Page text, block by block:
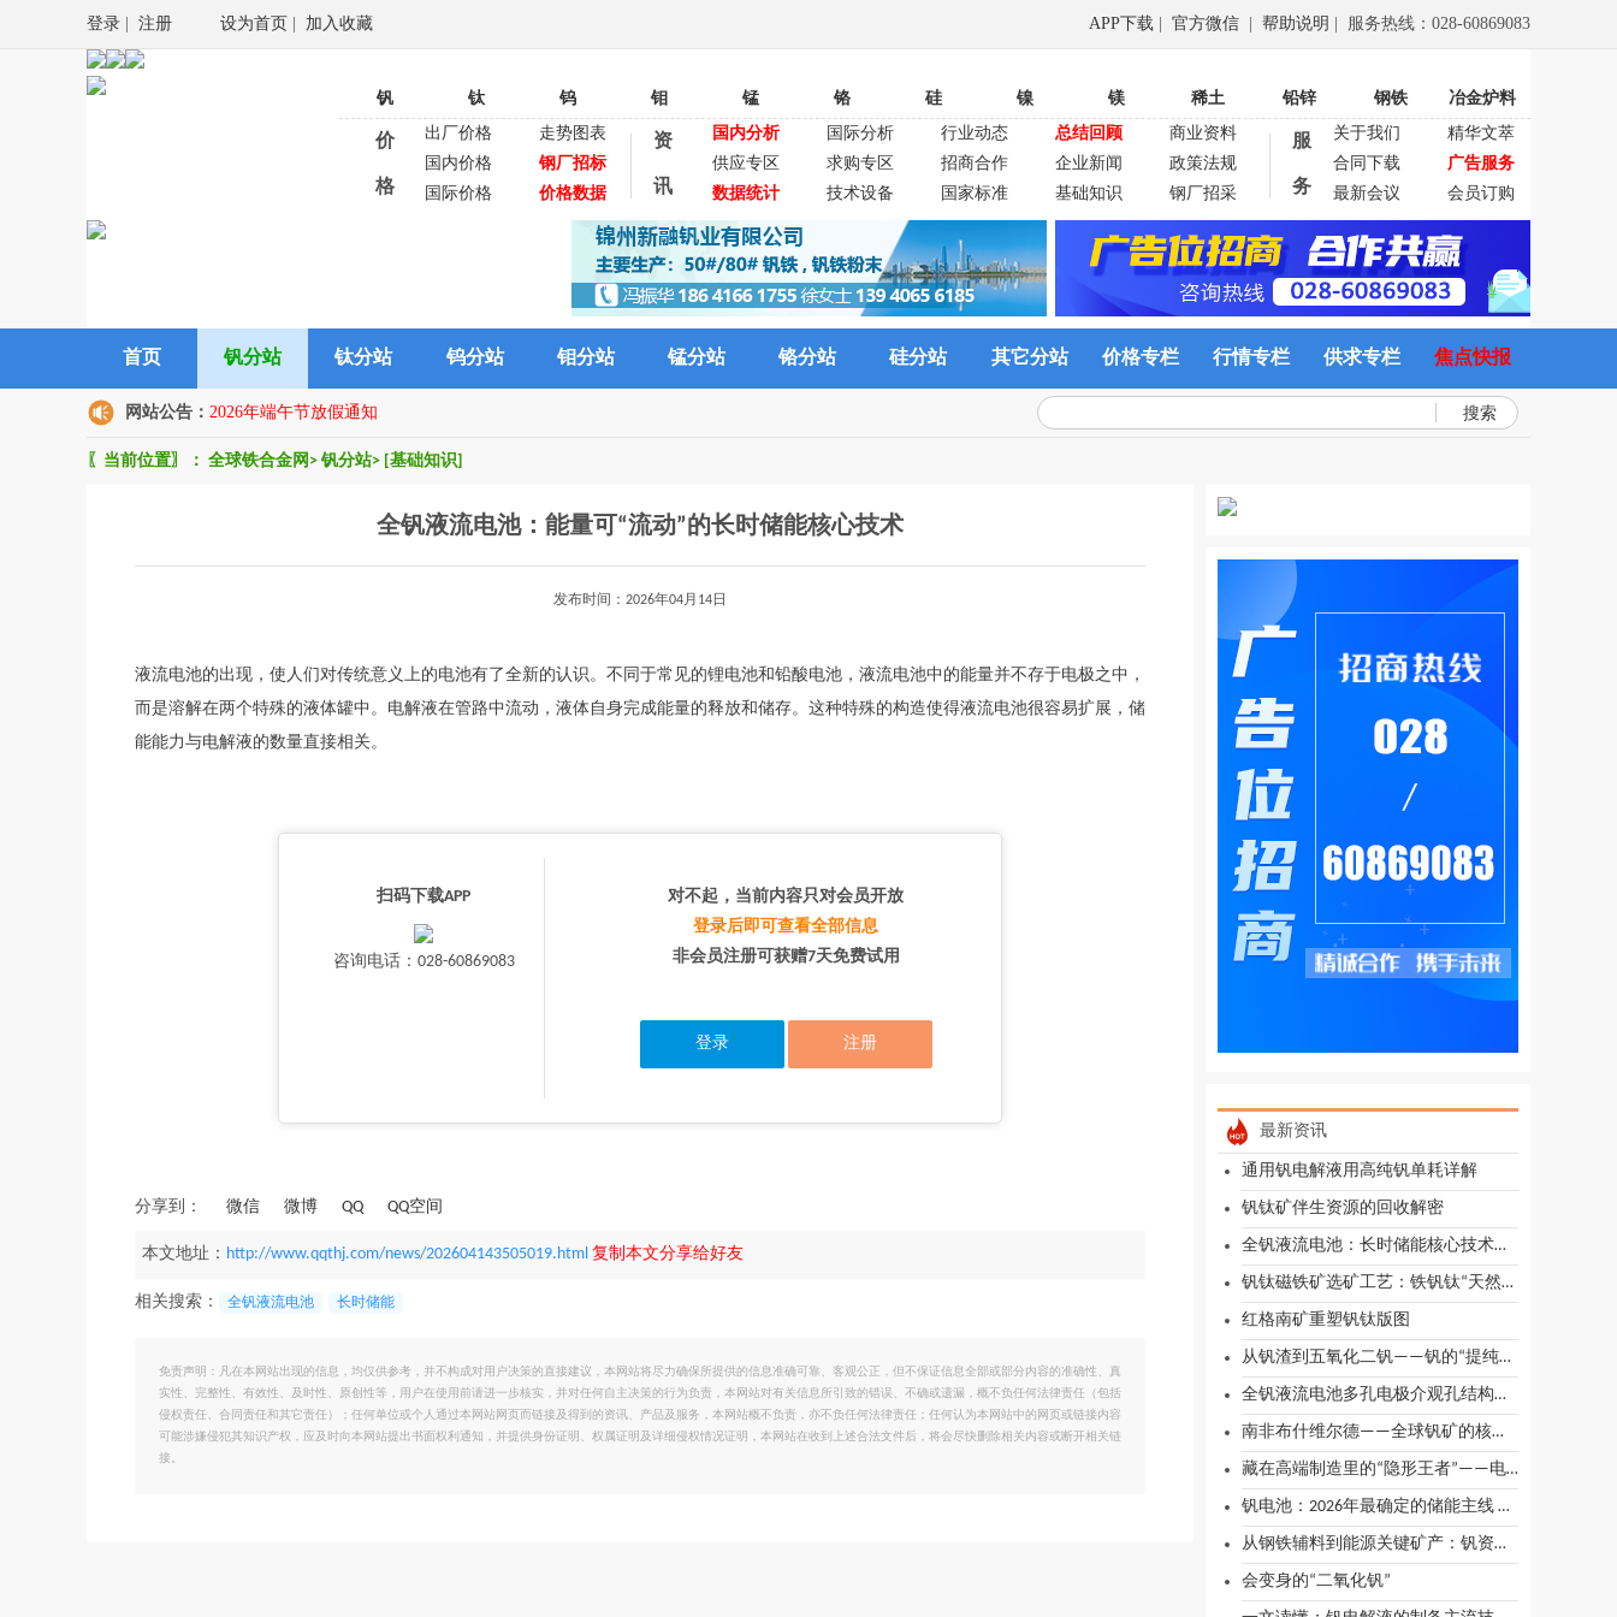
登录 注册 设为首页 加入收藏 APP下载 官方微信 帮助说明 | 服务热线：028-60869083
钒 钛 钨 钼 锰 铬 硅 镍 镁 稀土 铅锌 钢铁 冶金炉料
价
格
出厂价格
走势图表
国内价格
钢厂招标
国际价格
价格数据
资
讯
国内分析 国际分析 行业动态 总结回顾
商业资料
供应专区
求购专区 招商合作 企业新闻
政策法规
数据统计
技术设备 国家标准 基础知识 钢厂招采
服
务
关于我们
精华文萃
合同下载
广告服务
最新会议
会员订购
首页 钒分站 钛分站 钨分站 钼分站 锰分站 铬分站 硅分站 其它分站 价格专栏 行情专栏 供求专栏 焦点快报
网站公告： 2026年端午节放假通知 搜索
〖当前位置〗： 全球铁合金网 > 钒分站> [基础知识]
全钒液流电池：能量可“流动”的长时储能核心技术
发布时间：2026年04月14日
液流电池的出现，使人们对传统意义上的电池有了全新的认识。不同于常见的锂电池和铅酸电池，液流电池中的能量并不存于电极之中，
而是溶解在两个特殊的液体罐中。电解液在管路中流动，液体自身完成能量的释放和储存。这种特殊的构造使得液流电池很容易扩展，储
能能力与电解液的数量直接相关。
扫码下载APP
咨询电话：028-60869083
对不起，当前内容只对会员开放
登录后即可查看全部信息
非会员注册可获赠7天免费试用
登录 注册
分享到： 微信 微博 QQ QQ空间
本文地址： http://www.qqthj.com/news/202604143505019.html 复制本文分享给好友
相关搜索： 全钒液流电池 长时储能
免责声明：凡在本网站出现的信息，均仅供参考，并不构成对用户决策的直接建议，本网站将尽力确保所提供的信息准确可靠、客观公正，但不保证信息全部或部分内容的准确性、真
实性、完整性、有效性、及时性、原创性等，用户在使用前请进一步核实，并对任何自主决策的行为负责，本网站对有关信息所引致的错误、不确或遗漏，概不负任何法律责任（包括
侵权责任、合同责任和其它责任）；任何单位或个人通过本网站网页而链接及得到的资讯、产品及服务，本网站概不负责，亦不负任何法律责任；任何认为本网站中的网页或链接内容
可能涉嫌侵犯其知识产权，应及时向本网站提出书面权利通知，并提供身份证明、权属证明及详细侵权情况证明，本网站在收到上述合法文件后，将会尽快删除相关内容或断开相关链
接。
最新资讯
通用钒电解液用高纯钒单耗详解
钒钛矿伴生资源的回收解密
全钒液流电池：长时储能核心技术，功率与容量独立设计优势显著
钒钛磁铁矿选矿工艺：铁钒钛“天然合金”的解离与回收
红格南矿重塑钒钛版图
从钒渣到五氧化二钒——钒的“提纯之路”
全钒液流电池多孔电极介观孔结构优化研究综述
南非布什维尔德——全球钒矿的核心宝地
藏在高端制造里的“隐形王者”——电解钒
钒电池：2026年最确定的储能主线 长时储能的必然选择
从钢铁辅料到能源关键矿产：钒资源支撑全钒液流电池产业崛起
会变身的“二氧化钒”